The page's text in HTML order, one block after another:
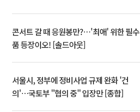
콘서트 갈 때 응원봉만?⋯'최애' 위한 필수
품 등장이오! [솔드아웃]
서울시, 정부에 정비사업 규제 완화 '건
의'⋯국토부 "협의 중" 입장만 [종합]